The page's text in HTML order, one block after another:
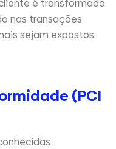
é transformado
nas transações
sejam expostos
(PCI